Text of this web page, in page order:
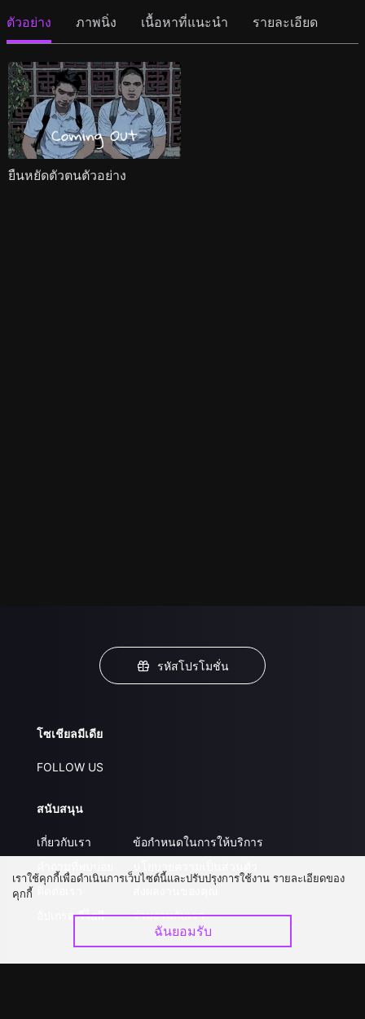
ตัวอย่าง ภาพนิ่ง เนื้อหาที่แนะนำ รายละเอียด
ยืนหยัดตัวตนตัวอย่าง
รหัสโปรโมชั่น
โซเชียลมีเดีย
FOLLOW US
สนับสนุน
เกี่ยวกับเรา
อัปเกรด วีไอพี
ข้อกำหนดในการให้บริการ
ร่วมงานกับเรา
เราใช้คุกกี้เพื่อดำเนินการเว็บไซต์นี้และปรับปรุงการใช้งาน รายละเอียดของ
คุกกี้
ฉันยอมรับ